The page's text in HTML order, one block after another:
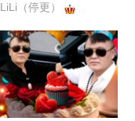
LiLi（停更）